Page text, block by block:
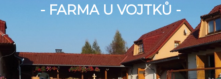
- FARMA U VOJTKŮ -